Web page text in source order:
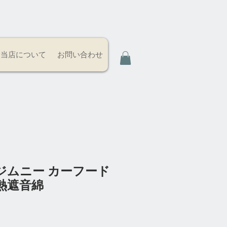
当店について お問い合わせ
ムニー カーフード
遮音綿